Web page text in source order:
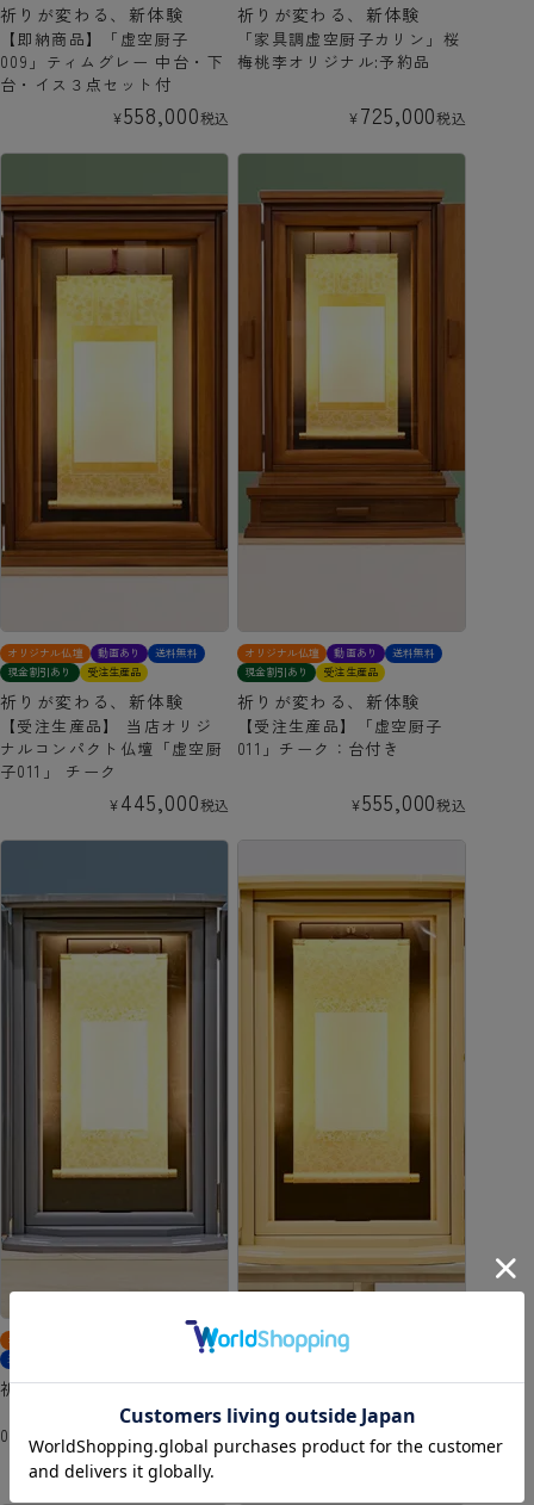
祈りが変わる、新体験
【即納商品】「虚空厨子
009」ティムグレー 中台・下
台・イス３点セット付
¥558,000税込
祈りが変わる、新体験
「家具調虚空厨子カリン」桜
梅桃李オリジナル:予約品
¥725,000税込
オリジナル仏壇 動画あり
送料無料
現金割引あり
受注生産品
祈りが変わる、新体験
【受注生産品】 当店オリジ
ナルコンパクト仏壇「虚空厨
子011」 チーク
¥445,000税込
オリジナル仏壇 動画あり
送料無料
現金割引あり
受注生産品
祈りが変わる、新体験
【受注生産品】「虚空厨子
011」チーク：台付き
¥555,000税込
オリジナル仏壇
送料無料
祈りが変わる、新体験
【即納商品】「虚空厨子
009」ティムグレー
¥385,000税込
オリジナル仏壇 1本限り
祈りが変わる、新体験
【即納商品】「虚空厨子
008」ウィート